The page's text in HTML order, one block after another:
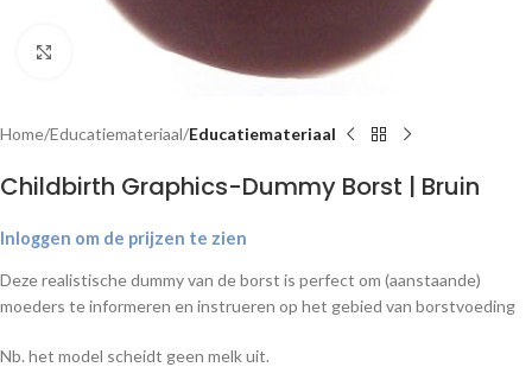
Klik om te vergroten
Home Educatiemateriaal Educatiemateriaal
Childbirth Graphics-Dummy Borst | Bruin
Inloggen om de prijzen te zien
Deze realistische dummy van de borst is perfect om (aanstaande)
moeders te informeren en instrueren op het gebied van borstvoeding
Nb. het model scheidt geen melk uit.